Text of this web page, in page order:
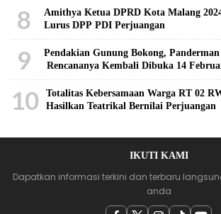
8
Amithya Ketua DPRD Kota Malang 2024-
Lurus DPP PDI Perjuangan
9
Pendakian Gunung Bokong,
Rencananya Kembali Dibuka 14
10
Totalitas Kebersamaan Warga RT 02
Hasilkan Teatrikal Bernilai Perjuangan
IKUTI KAMI
Dapatkan informasi terkini dan terbaru
anda